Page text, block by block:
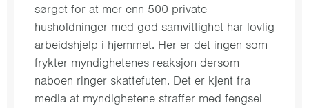
sørget for at mer enn 500 private
husholdninger med god samvittighet har lovlig
arbeidshjelp i hjemmet. Her er det ingen som
frykter myndighetenes reaksjon dersom
naboen ringer skattefuten. Det er kjent fra
media at myndighetene straffer med fengsel